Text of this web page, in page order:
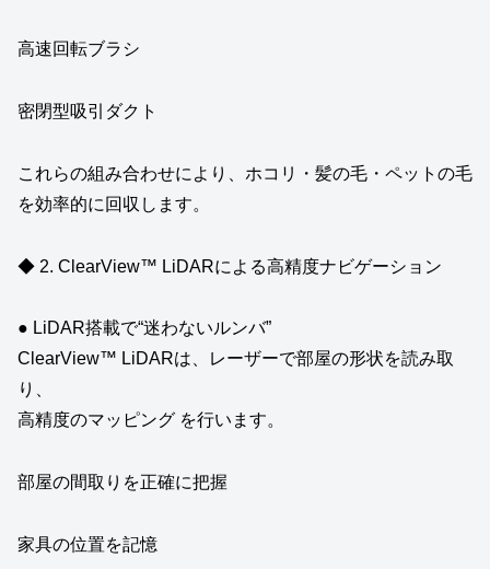
高速回転ブラシ
密閉型吸引ダクト
これらの組み合わせにより、ホコリ・髪の毛・ペットの毛
を効率的に回収します。
◆ 2. ClearView™ LiDARによる高精度ナビゲーション
● LiDAR搭載で“迷わないルンバ”
ClearView™ LiDARは、レーザーで部屋の形状を読み取
り、
高精度のマッピング を行います。
部屋の間取りを正確に把握
家具の位置を記憶